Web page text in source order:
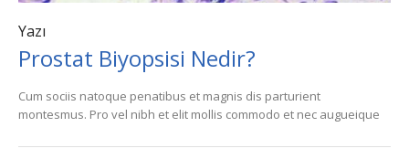
Yazı
Prostat Biyopsisi Nedir?
Cum sociis natoque penatibus et magnis dis parturient
montesmus. Pro vel nibh et elit mollis commodo et nec augueique